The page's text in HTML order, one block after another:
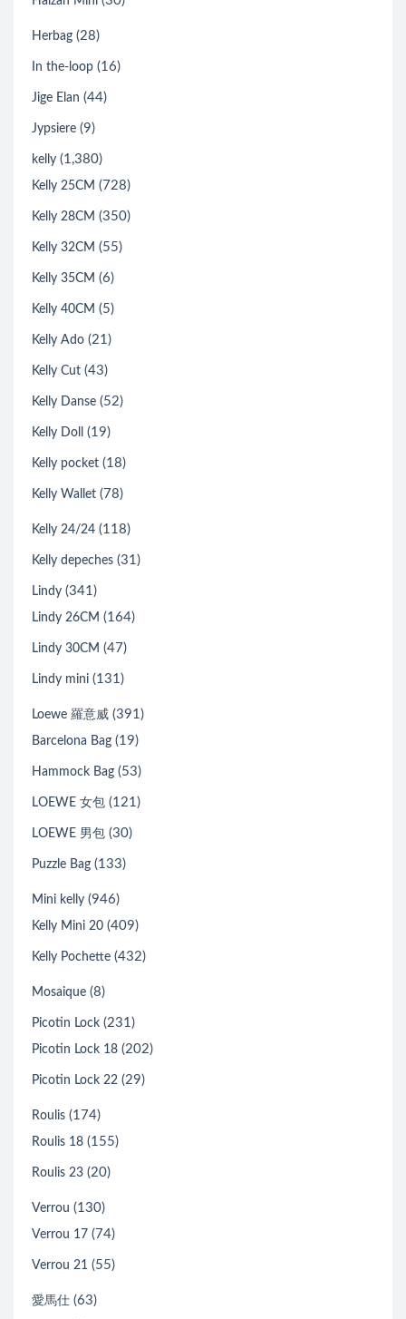
Herbag (28)
In the-loop (16)
Jige Elan (44)
Jypsiere (9)
kelly (1,380)
Kelly 25CM (728)
Kelly 28CM (350)
Kelly 32CM (55)
Kelly 35CM (6)
Kelly 40CM (5)
Kelly Ado (21)
Kelly Cut (43)
Kelly Danse (52)
Kelly Doll (19)
Kelly pocket (18)
Kelly Wallet (78)
Kelly 24/24 (118)
Kelly depeches (31)
Lindy (341)
Lindy 26CM (164)
Lindy 30CM (47)
Lindy mini (131)
Loewe 羅意威 (391)
Barcelona Bag (19)
Hammock Bag (53)
LOEWE 女包 (121)
LOEWE 男包 (30)
Puzzle Bag (133)
Mini kelly (946)
Kelly Mini 20 (409)
Kelly Pochette (432)
Mosaique (8)
Picotin Lock (231)
Picotin Lock 18 (202)
Picotin Lock 22 (29)
Roulis (174)
Roulis 18 (155)
Roulis 23 (20)
Verrou (130)
Verrou 17 (74)
Verrou 21 (55)
愛馬仕 (63)